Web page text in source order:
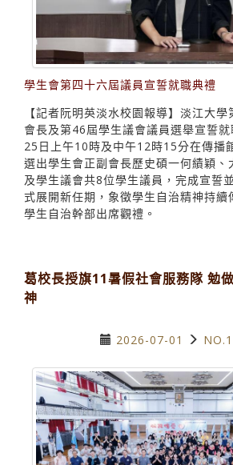
學生會第四十六屆議員宣誓就職典禮
【記者阮明英淡水校園報導】淡江大
會長及第46屆學生議會議員選舉宣誓
25日上午10時及中午12時15分在傳播
選出學生會正副會長歷史碩一何績穎、
及學生議會共8位學生議員，完成宣誓
式展開新任期，象徵學生自治精神持續
學生自治幹部出席觀禮。
葛校長授旗11暑假社會服務隊 勉
神
2026-07-01